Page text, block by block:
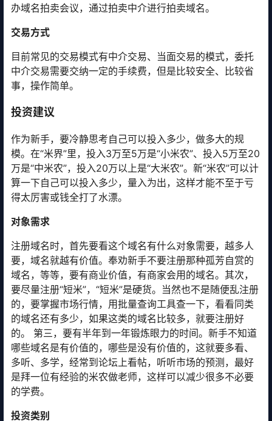
办域名拍卖会议，通过拍卖中介进行拍卖域名。
交易方式
目前常见的交易模式有中介交易、当面交易的模式，委托
中介交易需要交纳一定的手续费，但是比较安全、比较省
事，操作简单。
投资建议
作为新手，要冷静思考自己可以投入多少，做多大的规
模。在“米界”里，投入3万至5万是“小米农”、投入5万至20
万是“中米农”，投入20万以上是“大米农”。新“米农”可以计
算一下自己可以投入多少，量入为出，这样才能不至于亏
得太厉害或钱全打了水漂。
对象需求
注册域名时，首先要看这个域名有什么对象需要，越多人
要，域名就越有价值。奉劝新手不要注册那种孤芳自赏的
域名，等等，要有商业价值，有商家会用的域名。其次，
要尽量注册“短米”，“短米”是硬货。当然也不是随便乱注册
的，要掌握市场行情，用批量查询工具查一下，看看同类
的域名还有多少，如果这类的域名比较多，就要注册好
的。 第三，要有半年到一年锻炼眼力的时间。新手不知道
哪些域名是有价值的，哪些是没有价值的，这就要多看、
多听、多学，经常到论坛上看帖，听听市场的预测，最好
是拜一位有经验的米农做老师，这样可以减少很多不必要
的学费。
投资类别